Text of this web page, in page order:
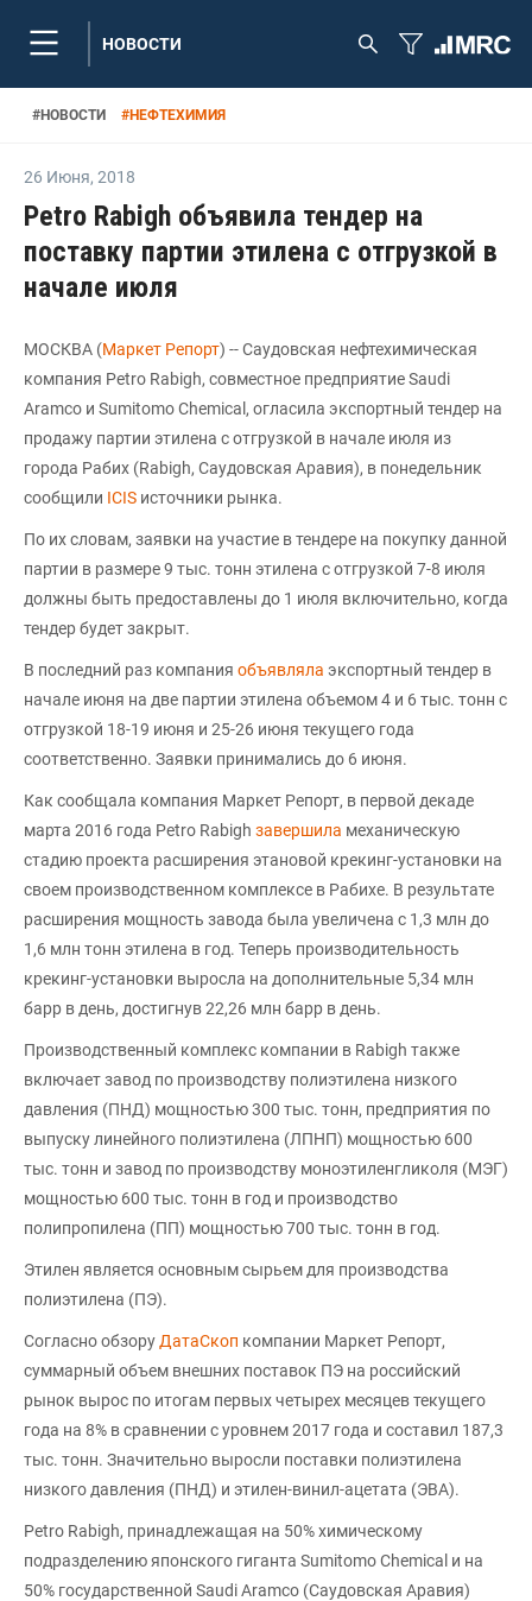
НОВОСТИ
#НОВОСТИ #НЕФТЕХИМИЯ
26 Июня, 2018
Petro Rabigh объявила тендер на
поставку партии этилена с отгрузкой в
начале июля
МОСКВА (Маркет Репорт) -- Саудовская нефтехимическая
компания Petro Rabigh, совместное предприятие Saudi
Aramco и Sumitomo Chemical, огласила экспортный тендер на
продажу партии этилена с отгрузкой в начале июля из
города Рабих (Rabigh, Саудовская Аравия), в понедельник
сообщили ICIS источники рынка.
По их словам, заявки на участие в тендере на покупку данной
партии в размере 9 тыс. тонн этилена с отгрузкой 7-8 июля
должны быть предоставлены до 1 июля включительно, когда
тендер будет закрыт.
В последний раз компания объявляла экспортный тендер в
начале июня на две партии этилена объемом 4 и 6 тыс. тонн с
отгрузкой 18-19 июня и 25-26 июня текущего года
соответственно. Заявки принимались до 6 июня.
Как сообщала компания Маркет Репорт, в первой декаде
марта 2016 года Petro Rabigh завершила механическую
стадию проекта расширения этановой крекинг-установки на
своем производственном комплексе в Рабихе. В результате
расширения мощность завода была увеличена с 1,3 млн до
1,6 млн тонн этилена в год. Теперь производительность
крекинг-установки выросла на дополнительные 5,34 млн
барр в день, достигнув 22,26 млн барр в день.
Производственный комплекс компании в Rabigh также
включает завод по производству полиэтилена низкого
давления (ПНД) мощностью 300 тыс. тонн, предприятия по
выпуску линейного полиэтилена (ЛПНП) мощностью 600
тыс. тонн и завод по производству моноэтиленгликоля (МЭГ)
мощностью 600 тыс. тонн в год и производство
полипропилена (ПП) мощностью 700 тыс. тонн в год.
Этилен является основным сырьем для производства
полиэтилена (ПЭ).
Согласно обзору ДатаСкоп компании Маркет Репорт,
суммарный объем внешних поставок ПЭ на российский
рынок вырос по итогам первых четырех месяцев текущего
года на 8% в сравнении с уровнем 2017 года и составил 187,3
тыс. тонн. Значительно выросли поставки полиэтилена
низкого давления (ПНД) и этилен-винил-ацетата (ЭВА).
Petro Rabigh, принадлежащая на 50% химическому
подразделению японского гиганта Sumitomo Chemical и на
50% государственной Saudi Aramco (Саудовская Аравия)